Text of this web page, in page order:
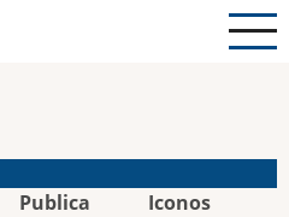
Publica
Iconos